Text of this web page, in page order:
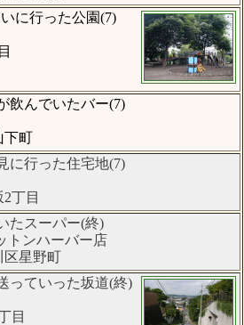
に行った公園(7)
飲んでいたバー(7)
下町
に行った住宅地(7)
丁目
たスーパー(終)
トンハーバー店
区星野町
っていった坂道(終)
目